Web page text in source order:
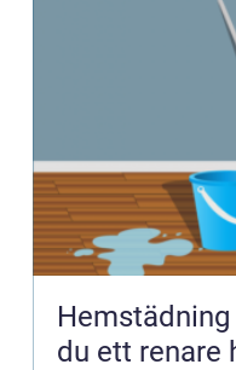
Hemstädning
du ett renare